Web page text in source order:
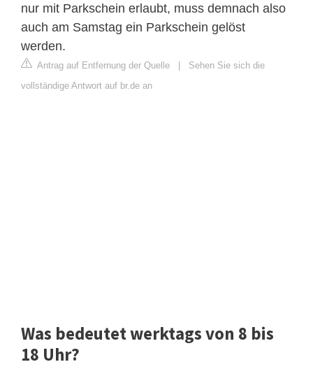
nur mit Parkschein erlaubt, muss demnach also
auch am Samstag ein Parkschein gelöst
werden.
Antrag auf Entfernung der Quelle | Sehen Sie sich die
vollständige Antwort auf br.de an
Was bedeutet werktags von 8 bis
18 Uhr?